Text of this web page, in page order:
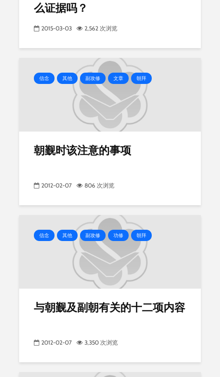
么证据吗？
2015-03-03 2,562 次浏览
信念 其他 副攻修 文章 朝拜
朝觐时该注意的事项
2012-02-07 806 次浏览
信念 其他 副攻修 功修 朝拜
与朝觐及副朝有关的十二项内容
2012-02-07 3,350 次浏览